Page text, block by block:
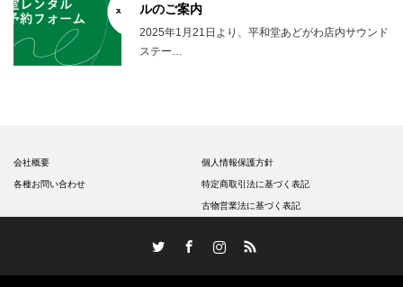
ルのご案内
2025年1月21日より、平和堂あどがわ店内サウンド
ステー…
会社概要
各種お問い合わせ
個人情報保護方針
特定商取引法に基づく表記
古物営業法に基づく表記
InstagramRSS